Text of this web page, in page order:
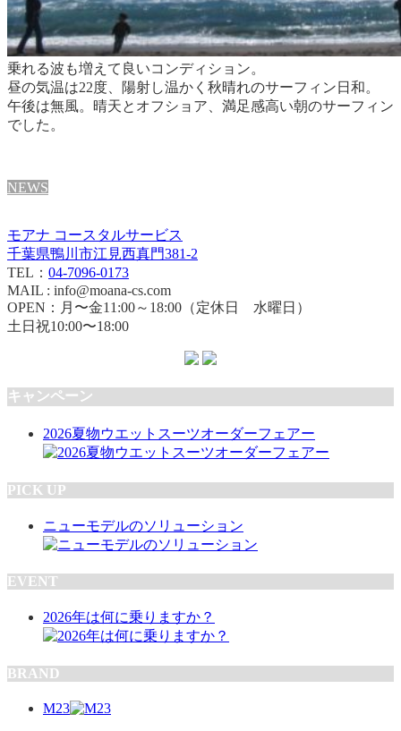
乗れる波も増えて良いコンディション。
昼の気温は22度、陽射し温かく秋晴れのサーフィン日和。
午後は無風。 晴天とオフショア、満足感高い朝のサーフィン
でした。
NEWS
モアナ コースタルサービス
千葉県鴨川市江見西真門381-2
TEL： 04-7096-0173
MAIL : info@moana-cs.com
OPEN：月〜金11:00～18:00（定休日 水曜日）
土日祝10:00〜18:00
キャンペーン
2026夏物ウエットスーツオーダーフェアー
PICK UP
ニューモデルのソリューション
EVENT
2026年は何に乗りますか？
BRAND
M23